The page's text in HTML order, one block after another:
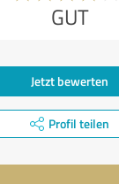
GUT
Jetzt bewerten
Profil teilen